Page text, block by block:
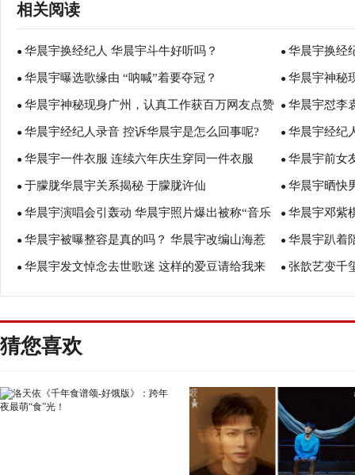
相关阅读
● 华晨宇换经纪人 华晨宇斗牛好听吗？ ● 华晨宇换经
发型惹粉丝夸
● 华晨宇曝选歌缘由 “呐喊”着要夺冠？ ● 华晨宇神秘
● 华晨宇神秘现身广州，认真工作获百万网友点赞 ● 华晨宇怼李
● 华晨宇经纪人录音 控诉华晨宇是怎么回事呢? ● 华晨宇经纪
● 华晨宇一件衣服 连续六年庆生穿同一件衣服 ● 华晨宇前女
● 于朦胧华晨宇关系揭秘 于朦胧许仙 ● 华晨宇晒快
照惹粉丝心疼
● 华晨宇演唱会引轰动 华晨宇照片爆出被称“音乐
鬼才”
● 华晨宇邓紫
哪些？
● 华晨宇被曝整容是真的吗？ 华晨宇改编山海惹
腾格尔赞不绝口
● 华晨宇趴着
是什么梗？
● 华晨宇发文悼念去世歌迷 这样的爱豆请给我来
一打！
● 张歆艺变千
猜您喜欢